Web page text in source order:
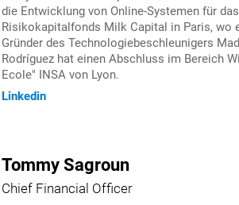
die Entwicklung von Online-Systemen für
Risikokapitalfonds Milk Capital in Paris, wo
Gründer des Technologiebeschleunigers
Rodríguez hat einen Abschluss im Bereich
Ecole" INSA von Lyon.
Linkedin
Tommy Sagroun
Chief Financial Officer